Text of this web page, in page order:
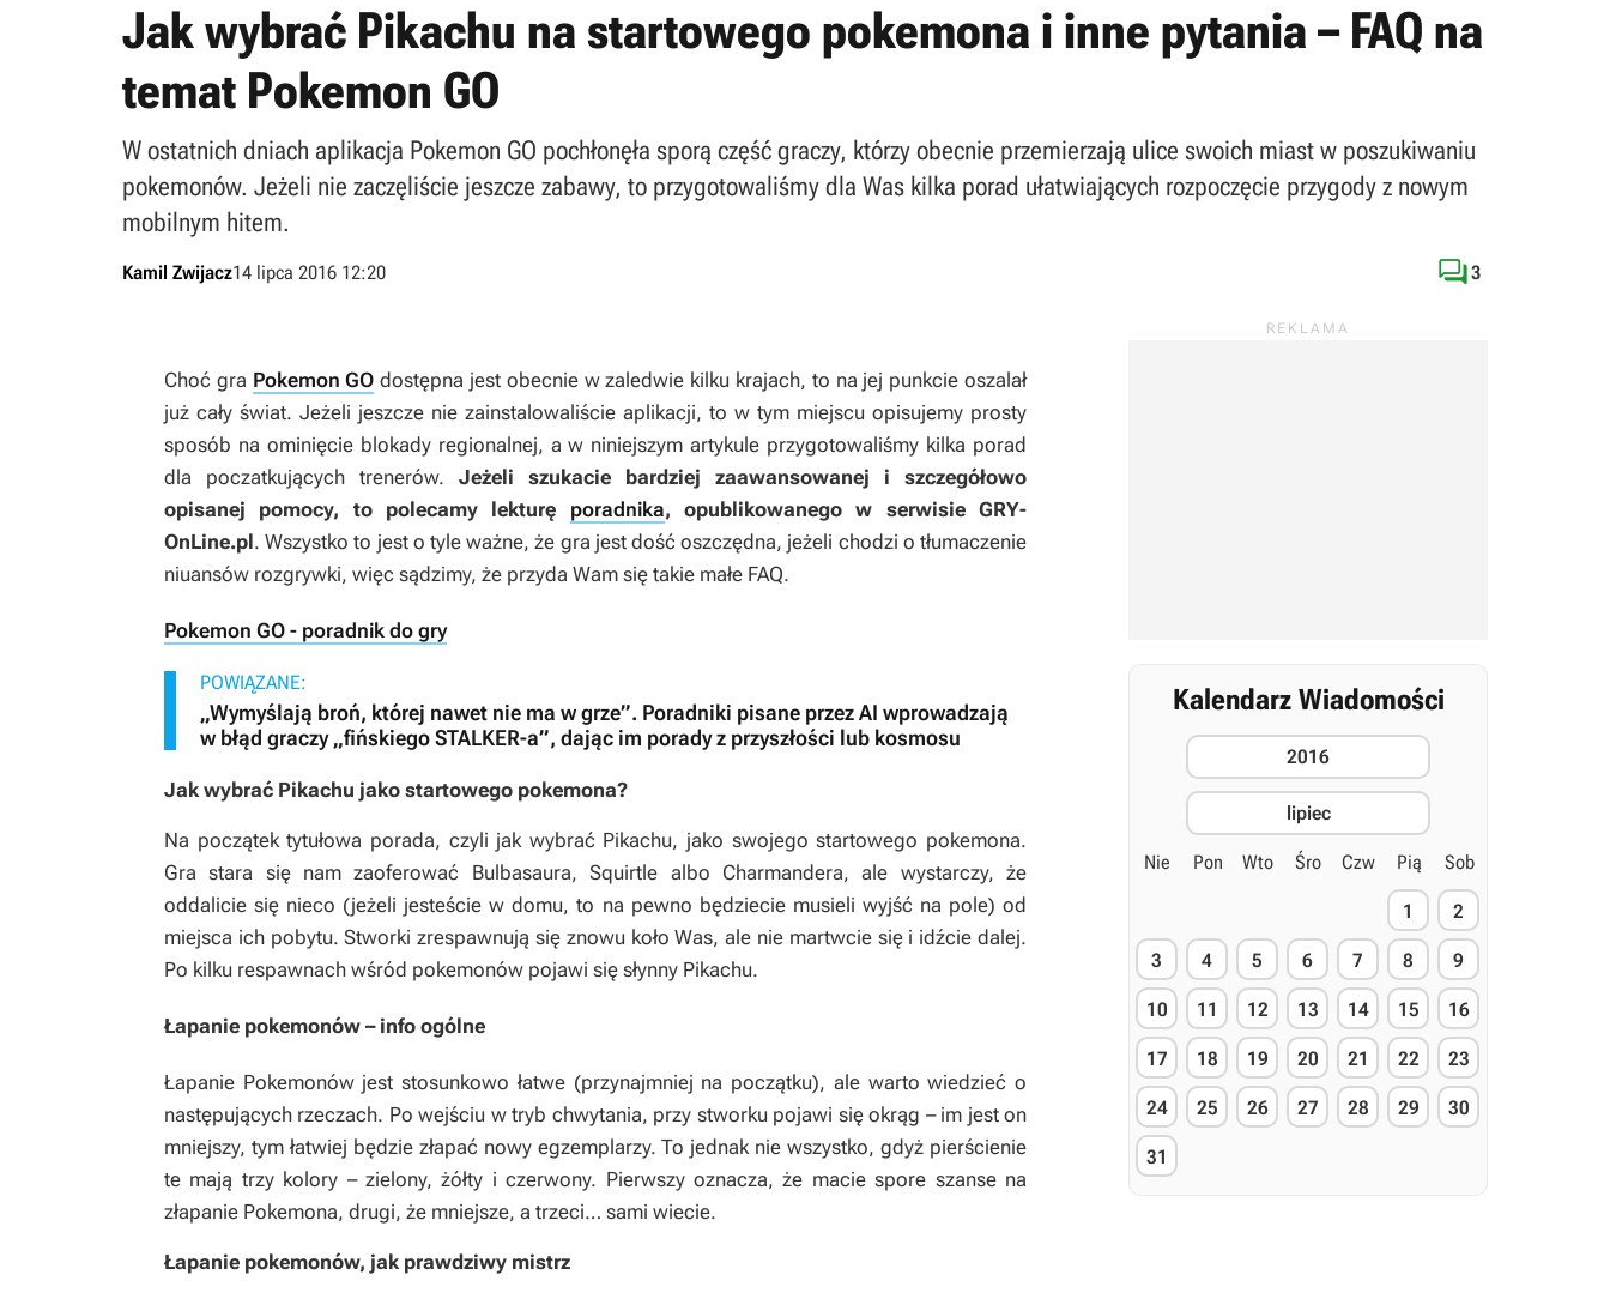
Jak wybrać Pikachu na startowego pokemona i inne pytania – FAQ na
temat Pokemon GO
W ostatnich dniach aplikacja Pokemon GO pochłonęła sporą część graczy, którzy obecnie przemierzają ulice swoich miast w poszukiwaniu
pokemonów. Jeżeli nie zaczęliście jeszcze zabawy, to przygotowaliśmy dla Was kilka porad ułatwiających rozpoczęcie przygody z nowym
mobilnym hitem.
Kamil Zwijacz14 lipca 2016 12:20 3
Choć gra Pokemon GO dostępna jest obecnie w zaledwie kilku krajach, to na jej punkcie oszalał
już cały świat. Jeżeli jeszcze nie zainstalowaliście aplikacji, to w tym miejscu opisujemy prosty
sposób na ominięcie blokady regionalnej, a w niniejszym artykule przygotowaliśmy kilka porad
dla poczatkujących trenerów. Jeżeli szukacie bardziej zaawansowanej i szczegółowo
opisanej pomocy, to polecamy lekturę poradnika, opublikowanego w serwisie GRY-
OnLine.pl. Wszystko to jest o tyle ważne, że gra jest dość oszczędna, jeżeli chodzi o tłumaczenie
niuansów rozgrywki, więc sądzimy, że przyda Wam się takie małe FAQ.
Pokemon GO - poradnik do gry
POWIĄZANE:
„Wymyślają broń, której nawet nie ma w grze”. Poradniki pisane przez AI wprowadzają
w błąd graczy „fińskiego STALKER-a”, dając im porady z przyszłości lub kosmosu
Jak wybrać Pikachu jako startowego pokemona?
Na początek tytułowa porada, czyli jak wybrać Pikachu, jako swojego startowego pokemona.
Gra stara się nam zaoferować Bulbasaura, Squirtle albo Charmandera, ale wystarczy, że
oddalicie się nieco (jeżeli jesteście w domu, to na pewno będziecie musieli wyjść na pole) od
miejsca ich pobytu. Stworki zrespawnują się znowu koło Was, ale nie martwcie się i idźcie dalej.
Po kilku respawnach wśród pokemonów pojawi się słynny Pikachu.
Łapanie pokemonów – info ogólne
Łapanie Pokemonów jest stosunkowo łatwe (przynajmniej na początku), ale warto wiedzieć o
następujących rzeczach. Po wejściu w tryb chwytania, przy stworku pojawi się okrąg – im jest on
mniejszy, tym łatwiej będzie złapać nowy egzemplarzy. To jednak nie wszystko, gdyż pierścienie
te mają trzy kolory – zielony, żółty i czerwony. Pierwszy oznacza, że macie spore szanse na
złapanie Pokemona, drugi, że mniejsze, a trzeci… sami wiecie.
Łapanie pokemonów, jak prawdziwy mistrz
Kalendarz Wiadomości
2016
lipiec
Nie Pon Wto Śro Czw Pią Sob
1 2
3 4 5 6 7 8 9
10 11 12 13 14 15 16
17 18 19 20 21 22 23
24 25 26 27 28 29 30
31